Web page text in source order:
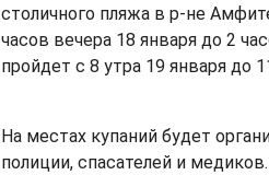
столичного пляжа в р-не
часов вечера 18 января до 2
пройдет с 8 утра 19 января до
На местах купаний будет
полиции, спасателей и медиков.